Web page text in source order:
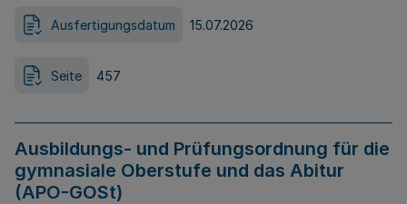
Ausfertigungsdatum 15.07.2026
Seite 457
Ausbildungs- und Prüfungsordnung für die
gymnasiale Oberstufe und das Abitur
(APO-GOSt)